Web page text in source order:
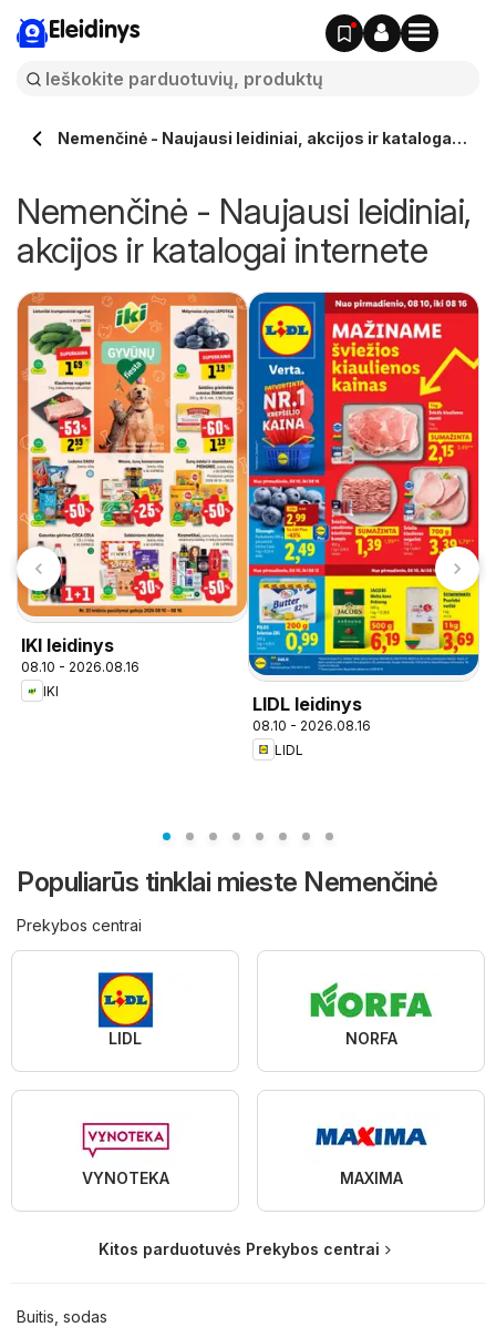
Eleidinys
Nemenčinė - Naujausi leidiniai, akcijos ir katalogai
Nemenčinė - Naujausi leidiniai,
akcijos ir katalogai internete
IKI leidinys
08.10 - 2026.08.16
IKI
LIDL leidinys
08.10 - 2026.08.16
LIDL
Populiarūs tinklai mieste Nemenčinė
Prekybos centrai
LIDL NORFA
VYNOTEKA MAXIMA
Kitos parduotuvės Prekybos centrai
Buitis, sodas